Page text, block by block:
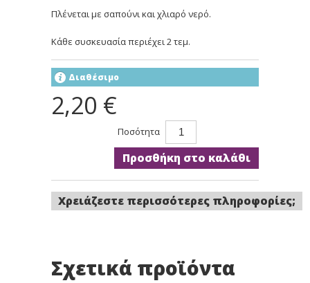
Πλένεται με σαπούνι και χλιαρό νερό.
Κάθε συσκευασία περιέχει 2 τεμ.
Διαθέσιμο
2,20 €
Ποσότητα
Προσθήκη στο καλάθι
Χρειάζεστε περισσότερες πληροφορίες;
Σχετικά προϊόντα